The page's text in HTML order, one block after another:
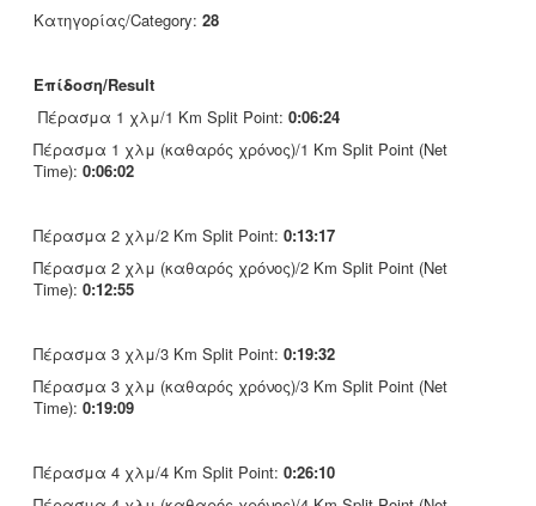
Κατηγορίας/Category: 28
Επίδοση/Result
Πέρασμα 1 χλμ/1 Km Split Point: 0:06:24
Πέρασμα 1 χλμ (καθαρός χρόνος)/1 Km Split Point (Net
Time): 0:06:02
Πέρασμα 2 χλμ/2 Km Split Point: 0:13:17
Πέρασμα 2 χλμ (καθαρός χρόνος)/2 Km Split Point (Net
Time): 0:12:55
Πέρασμα 3 χλμ/3 Km Split Point: 0:19:32
Πέρασμα 3 χλμ (καθαρός χρόνος)/3 Km Split Point (Net
Time): 0:19:09
Πέρασμα 4 χλμ/4 Km Split Point: 0:26:10